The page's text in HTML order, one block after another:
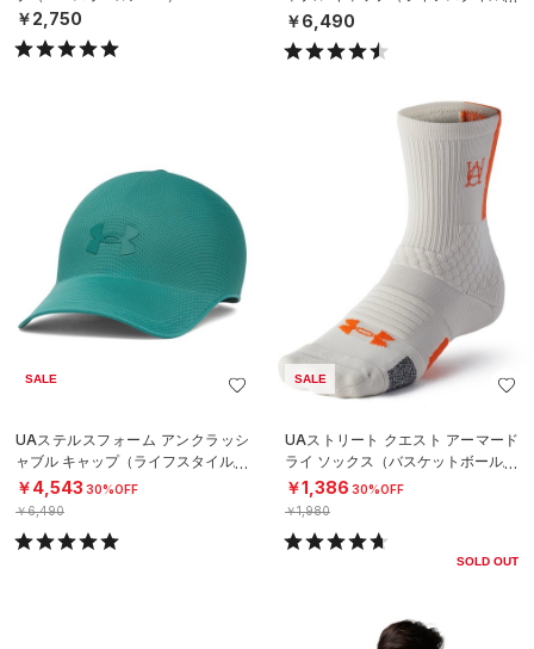
￥2,750
NISEX）
￥6,490
SALE
UAステルスフォーム アンクラッシ
ャブル キャップ（ライフスタイル/U
NISEX）
￥4,543 30%OFF
￥6,490
SALE
UAストリート クエスト アーマード
ライ ソックス（バスケットボール/U
NISEX）
￥1,386 30%OFF
￥1,980
SOLD OUT